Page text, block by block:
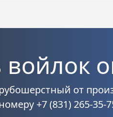
войлок
от
+7 (831) 265-